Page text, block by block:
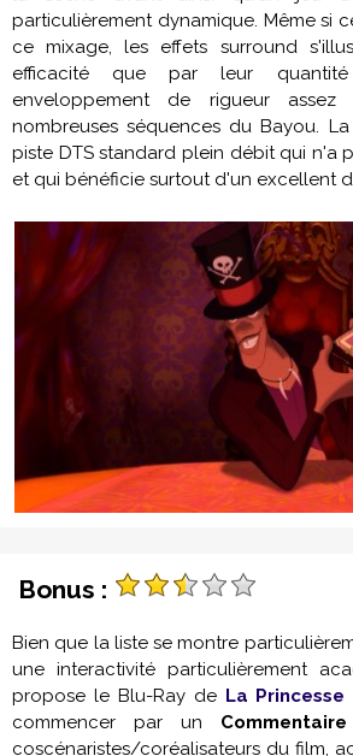
particulièrement dynamique. Même si
ce mixage, les effets surround
efficacité que par leur
enveloppement de rigueur
nombreuses séquences du Bayou.
piste DTS standard plein débit qui n'a
et qui bénéficie surtout d'un excellent
Bonus :
Bien que la liste se montre
une interactivité particulièrement
propose le Blu-Ray de La
commencer par un
coscénaristes/coréalisateurs du film,